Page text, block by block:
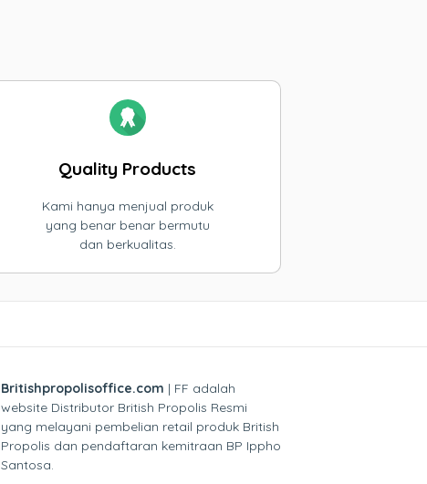
Quality Products
Kami hanya menjual produk
yang benar benar bermutu
dan berkualitas.
Britishpropolisoffice.com | FF adalah
website Distributor British Propolis Resmi
yang melayani pembelian retail produk British
Propolis dan pendaftaran kemitraan BP Ippho
Santosa.